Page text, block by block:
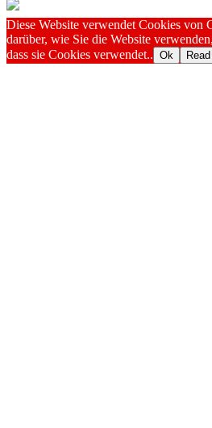
Diese Website verwendet Cookies von
darüber, wie Sie die Website
dass sie Cookies verwendet.. Ok